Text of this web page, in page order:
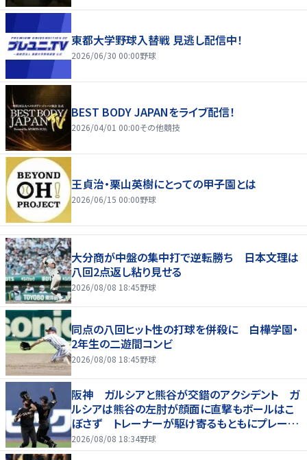
東都大学野球入替戦 見逃し配信中！
2026/06/30 00:00野球
BEST BODY JAPANをライブ配信！
2026/04/01 00:00その他競技
王貞治・栗山英樹にとっての甲子園とは
2026/06/15 00:00野球
大分商が中盤の集中打で逆転勝ち 日本文理は
八回2点返し粘り見せる
2026/08/08 18:45野球
同点の八回ヒット性の打球を併殺に 白樺学園・
2年生の二遊間コンビ
2026/08/08 18:45野球
阪神 ガルシアと熊谷が交錯のアクシデント ガ
ルシアは熊谷の左肘が顔面に直撃もボールはこ
ぼさず トレーナーが駆け寄るもともにプレー続
行 直後に３連打食らう
2026/08/08 18:34野球